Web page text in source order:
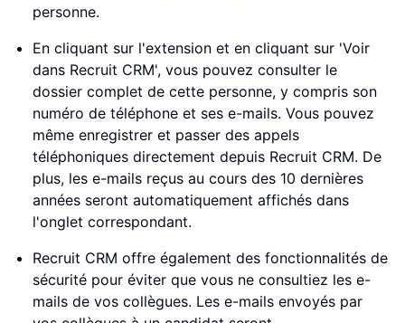
personne.
En cliquant sur l'extension et en cliquant sur 'Voir
dans Recruit CRM', vous pouvez consulter le
dossier complet de cette personne, y compris son
numéro de téléphone et ses e-mails. Vous pouvez
même enregistrer et passer des appels
téléphoniques directement depuis Recruit CRM. De
plus, les e-mails reçus au cours des 10 dernières
années seront automatiquement affichés dans
l'onglet correspondant.
Recruit CRM offre également des fonctionnalités de
sécurité pour éviter que vous ne consultiez les e-
mails de vos collègues. Les e-mails envoyés par